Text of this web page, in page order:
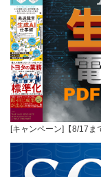
[キャンペーン]【8/17